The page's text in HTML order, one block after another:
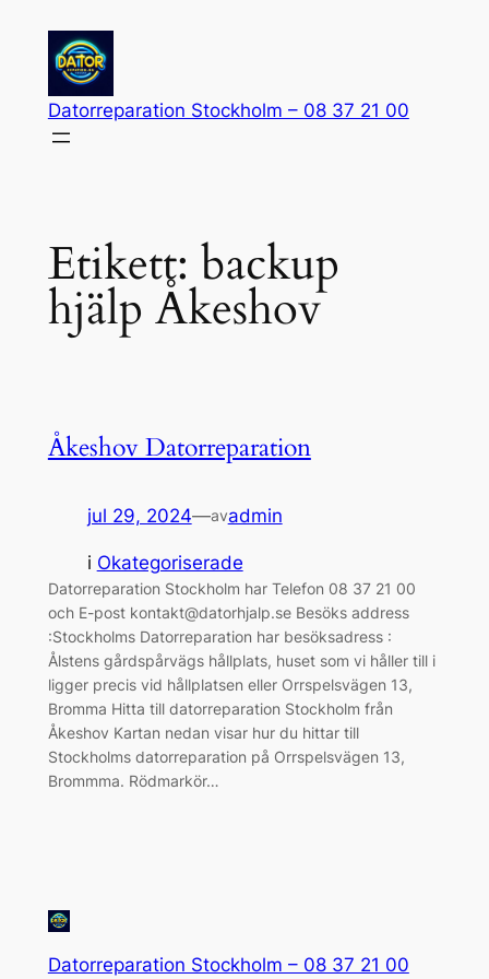
innehåll
Datorreparation Stockholm – 08 37 21 00
Etikett: backup
hjälp Åkeshov
Åkeshov Datorreparation
jul 29, 2024—avadmin
i Okategoriserade
Datorreparation Stockholm har Telefon 08 37 21 00
och E-post kontakt@datorhjalp.se Besöks address
:Stockholms Datorreparation har besöksadress :
Ålstens gårdspårvägs hållplats, huset som vi håller till i
ligger precis vid hållplatsen eller Orrspelsvägen 13,
Bromma Hitta till datorreparation Stockholm från
Åkeshov Kartan nedan visar hur du hittar till
Stockholms datorreparation på Orrspelsvägen 13,
Brommma. Rödmarkör…
Datorreparation Stockholm – 08 37 21 00